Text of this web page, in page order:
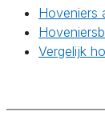
Hoveniers
Vergelijk